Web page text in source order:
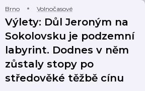
Brno Volnočasové
Výlety: Důl Jeroným na
Sokolovsku je podzemní
labyrint. Dodnes v něm
zůstaly stopy po
středověké těžbě cínu